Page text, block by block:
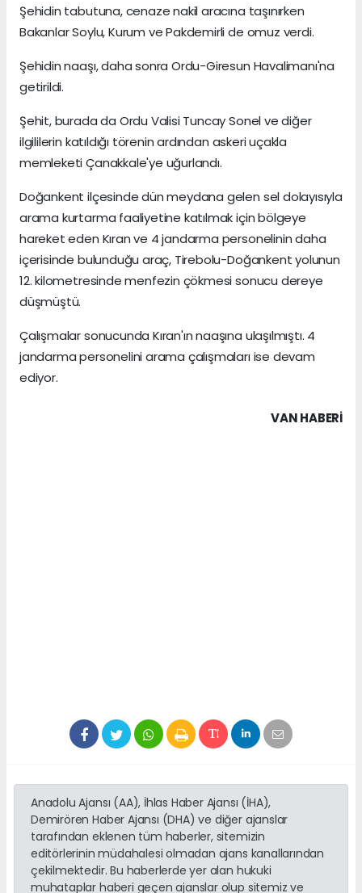
Şehidin tabutuna, cenaze nakil aracına taşınırken
Bakanlar Soylu, Kurum ve Pakdemirli de omuz verdi.
Şehidin naaşı, daha sonra Ordu-Giresun Havalimanı'na
getirildi.
Şehit, burada da Ordu Valisi Tuncay Sonel ve diğer
ilgililerin katıldığı törenin ardından askeri uçakla
memleketi Çanakkale'ye uğurlandı.
Doğankent ilçesinde dün meydana gelen sel dolayısıyla
arama kurtarma faaliyetine katılmak için bölgeye
hareket eden Kıran ve 4 jandarma personelinin daha
içerisinde bulunduğu araç, Tirebolu-Doğankent yolunun
12. kilometresinde menfezin çökmesi sonucu dereye
düşmüştü.
Çalışmalar sonucunda Kıran'ın naaşına ulaşılmıştı. 4
jandarma personelini arama çalışmaları ise devam
ediyor.
VAN HABERİ
Anadolu Ajansı (AA), İhlas Haber Ajansı (İHA),
Demirören Haber Ajansı (DHA) ve diğer ajanslar
tarafından eklenen tüm haberler, sitemizin
editörlerinin müdahalesi olmadan ajans kanallarından
çekilmektedir. Bu haberlerde yer alan hukuki
muhataplar haberi geçen ajanslar olup sitemiz ve